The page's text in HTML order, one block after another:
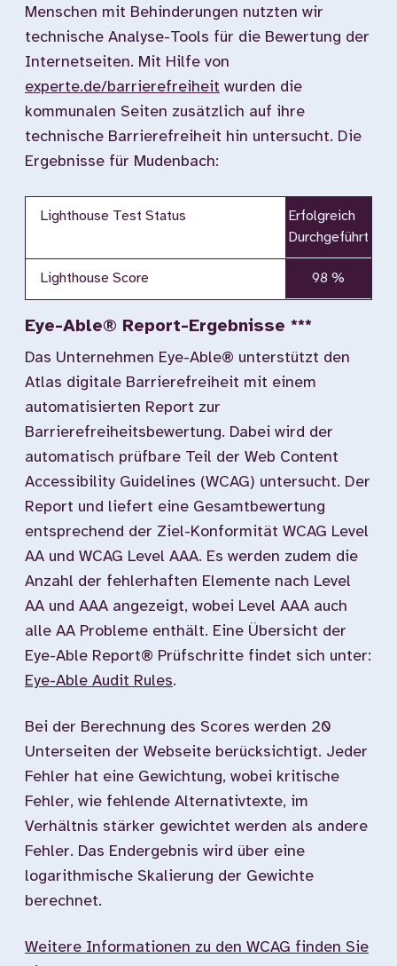
Menschen mit Behinderungen nutzten wir
technische Analyse-Tools für die Bewertung der
Internetseiten. Mit Hilfe von
experte.de/barrierefreiheit wurden die
kommunalen Seiten zusätzlich auf ihre
technische Barrierefreiheit hin untersucht. Die
Ergebnisse für Mudenbach:
Lighthouse Test Status
Erfolgreich
Durchgeführt
Lighthouse Score 98 %
Eye-Able® Report-Ergebnisse ***
Das Unternehmen Eye-Able® unterstützt den
Atlas digitale Barrierefreiheit mit einem
automatisierten Report zur
Barrierefreiheitsbewertung. Dabei wird der
automatisch prüfbare Teil der Web Content
Accessibility Guidelines (WCAG) untersucht. Der
Report und liefert eine Gesamtbewertung
entsprechend der Ziel-Konformität WCAG Level
AA und WCAG Level AAA. Es werden zudem die
Anzahl der fehlerhaften Elemente nach Level
AA und AAA angezeigt, wobei Level AAA auch
alle AA Probleme enthält. Eine Übersicht der
Eye-Able Report® Prüfschritte findet sich unter:
Eye-Able Audit Rules.
Bei der Berechnung des Scores werden 20
Unterseiten der Webseite berücksichtigt. Jeder
Fehler hat eine Gewichtung, wobei kritische
Fehler, wie fehlende Alternativtexte, im
Verhältnis stärker gewichtet werden als andere
Fehler. Das Endergebnis wird über eine
logarithmische Skalierung der Gewichte
berechnet.
Weitere Informationen zu den WCAG finden Sie